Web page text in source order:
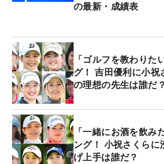
の最新・成績表
「ゴルフを教わりた
グ！ 吉田優利に小
の理想の先生は誰だ？
「一緒にお酒を飲み
ング！ 小祝さくら
げ上手は誰だ？